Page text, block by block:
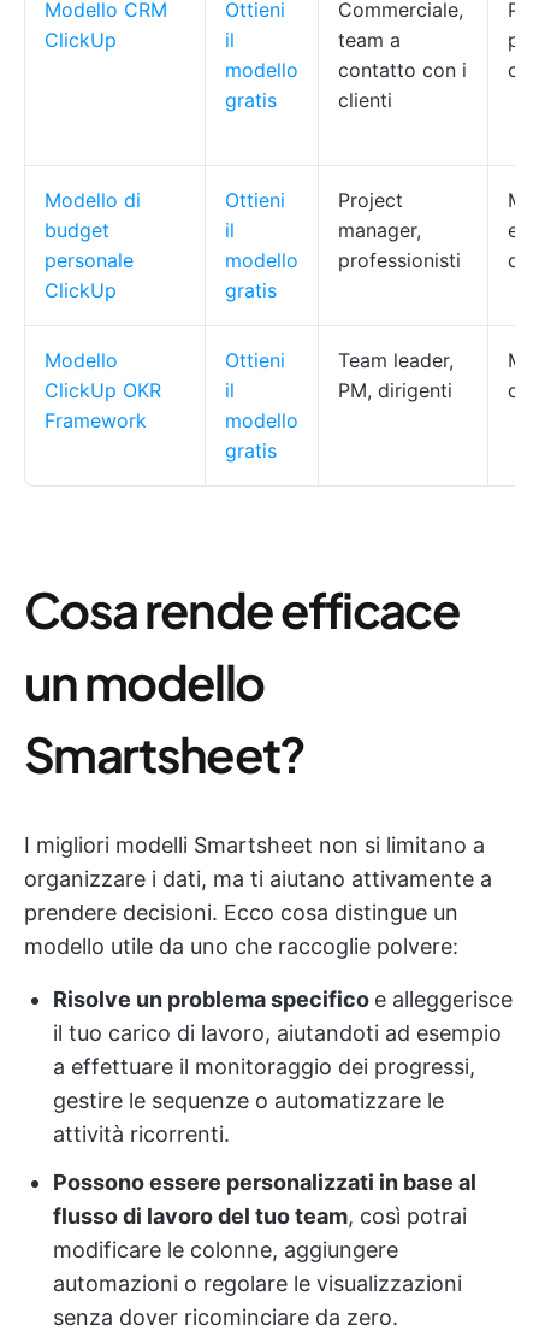
Modello CRM
ClickUp
Ottieni
il
modello
gratis
Commerciale,
team a
contatto con i
clienti
Modello di
budget
personale
ClickUp
Ottieni
il
modello
gratis
Project
manager,
professionisti
Modello
ClickUp OKR
Framework
Ottieni
il
modello
gratis
Team leader,
PM, dirigenti
Cosa rende efficace
un modello
Smartsheet?
I migliori modelli Smartsheet non si limitano a
organizzare i dati, ma ti aiutano attivamente a
prendere decisioni. Ecco cosa distingue un
modello utile da uno che raccoglie polvere:
Risolve un problema specifico e alleggerisce
il tuo carico di lavoro, aiutandoti ad esempio
a effettuare il monitoraggio dei progressi,
gestire le sequenze o automatizzare le
attività ricorrenti.
Possono essere personalizzati in base al
flusso di lavoro del tuo team, così potrai
modificare le colonne, aggiungere
automazioni o regolare le visualizzazioni
senza dover ricominciare da zero.